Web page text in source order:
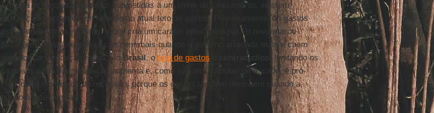
Embora as despesas estejam submetidas a um limite de crescimento, existem
diferenças marcantes em relação ao atual teto de gastos. Primeiramente, os gastos
estão atrelados às receitas, o que cria um caráter pró-cíclico para o novo marco
fiscal, em que as despesas crescem mais quando o governo arrecada mais e caem
quando a arrecadação recua. NoBrasil, oteto de gastos contracíclico
, limitando os
gastos quando a arrecadação aumenta e, como não tem válvulas de escape, é pró-
cíclico em momentos de recessão, porque os gastos também diminuem quando a
economia se contrai.